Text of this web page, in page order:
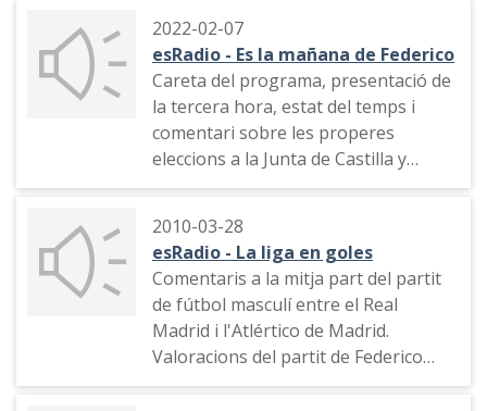
judici a Sánchez Manzano
2022-02-07
esRadio - Es la mañana de Federico
Careta del programa, presentació de
la tercera hora, estat del temps i
comentari sobre les properes
eleccions a la Junta de Castilla y
León.
2010-03-28
esRadio - La liga en goles
Comentaris a la mitja part del partit
de fútbol masculí entre el Real
Madrid i l'Atlértico de Madrid.
Valoracions del partit de Federico
Jiménez Losantos, Luis Herrero, José